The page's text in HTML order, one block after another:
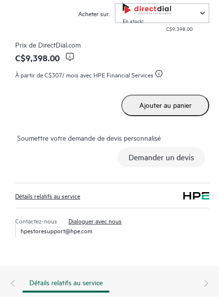
Acheter sur:
En stock!
C$9,398.00
Prix de DirectDial.com
C$9,398.00
À partir deC$307/ mois avec HPE Financial Services
Ajouter au panier
Soumettre votre demande de devis personnalisé
Demander un devis
Détails relatifs au service
Contactez-nous
Dialoguer avec nous
hpestoresupport@hpe.com
Détails relatifs au service